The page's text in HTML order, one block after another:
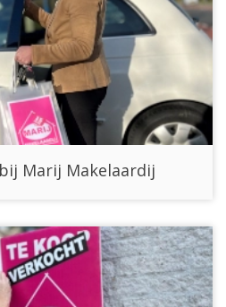
Marij Makelaardij